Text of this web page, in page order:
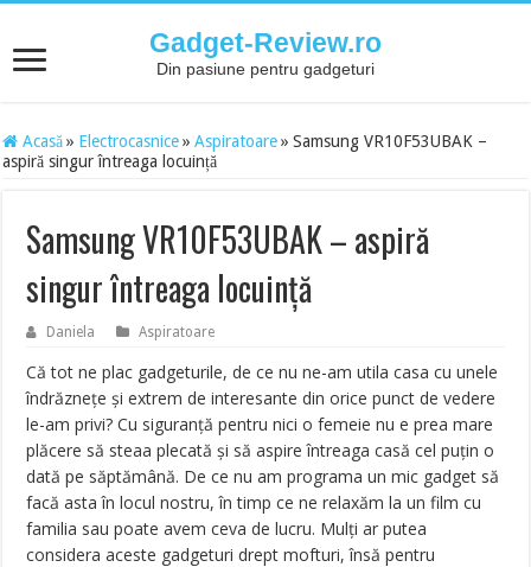
Gadget-Review.ro
Din pasiune pentru gadgeturi
Acasă » Electrocasnice » Aspiratoare » Samsung VR10F53UBAK –
aspiră singur întreaga locuință
Samsung VR10F53UBAK – aspiră
singur întreaga locuință
Daniela Aspiratoare
Că tot ne plac gadgeturile, de ce nu ne-am utila casa cu unele
îndrăznețe și extrem de interesante din orice punct de vedere
le-am privi? Cu siguranță pentru nici o femeie nu e prea mare
plăcere să steaa plecată și să aspire întreaga casă cel puțin o
dată pe săptămână. De ce nu am programa un mic gadget să
facă asta în locul nostru, în timp ce ne relaxăm la un film cu
familia sau poate avem ceva de lucru. Mulți ar putea
considera aceste gadgeturi drept mofturi, însă pentru